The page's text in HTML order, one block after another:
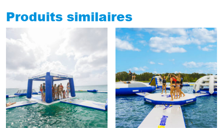
Produits similaires